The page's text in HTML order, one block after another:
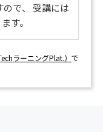
で、 受講には
す。
ラーニングPlat.）で